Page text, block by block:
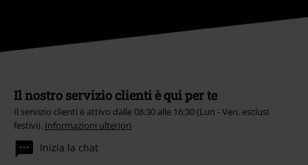
Il nostro servizio clienti è qui per te
Il servizio clienti è attivo dalle 08:30 alle 16:30 (Lun - Ven, esclusi
festivi). Informazioni ulteriori
Inizia la chat